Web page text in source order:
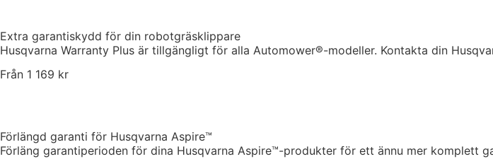
Extra garantiskydd för din robotgräsklippare
Husqvarna Warranty Plus är tillgängligt för alla Automower®-modeller. Kontakta din
Från 1 169 kr
Förlängd garanti för Husqvarna Aspire™
Förläng garantiperioden för dina Husqvarna Aspire™-produkter för ett ännu mer komplett